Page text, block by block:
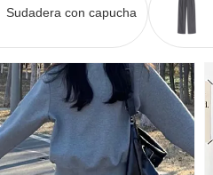
Sudadera con capucha